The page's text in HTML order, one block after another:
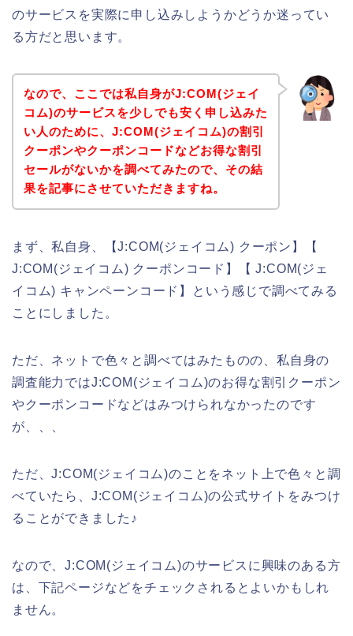
のサービスを実際に申し込みしようかどうか迷ってい
る方だと思います。
なので、ここでは私自身がJ:COM(ジェイ
コム)のサービスを少しでも安く申し込みた
い人のために、J:COM(ジェイコム)の割引
クーポンやクーポンコードなどお得な割引
セールがないかを調べてみたので、その結
果を記事にさせていただきますね。
まず、私自身、【J:COM(ジェイコム) クーポン】【
J:COM(ジェイコム) クーポンコード】【 J:COM(ジェ
イコム) キャンペーンコード】という感じで調べてみる
ことにしました。
ただ、ネットで色々と調べてはみたものの、私自身の
調査能力ではJ:COM(ジェイコム)のお得な割引クーポン
やクーポンコードなどはみつけられなかったのです
が、、、
ただ、J:COM(ジェイコム)のことをネット上で色々と調
べていたら、J:COM(ジェイコム)の公式サイトをみつけ
ることができました♪
なので、J:COM(ジェイコム)のサービスに興味のある方
は、下記ページなどをチェックされるとよいかもしれ
ません。